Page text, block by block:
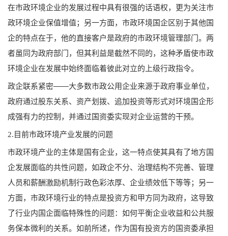
在市政环境企业的发展过程中具有很强的话语权，更为关注市
政环境企业保值增值；另一方面，市政环境国企区别于其他国
企的特点在于，他的直接客户是政府的市政环境管理部门。两
者虽同为政府部门，但其利益是截然不同的，这种矛盾使市政
环境企业在发展中始终面临着彼此对立的上级行政指令。
政企联系紧密——大多数市政公用企业来源于政府事业单位，
政府通过股东关系、资产划拨、追加投资等形式对环境国企形
成强有力的控制，并通过国资委实现对企业运营的干预。
2.目前市政环境产业发展的问题
市政环境产业的主体是国有企业，这一特点使其具有了地方国
企发展面临的共性问题，如政企不分、治理结构不完善、管理
人员和薪酬激励机制行政色彩浓厚、企业绩效低下等等；另一
方面，市政环境行业的特点是投资方和甲方同为政府，这导致
了行业内国企面临特殊性的问题：如何平衡企业收益和公共服
务保本微利的关系。如前所述，作为国有投资方的国资委承担